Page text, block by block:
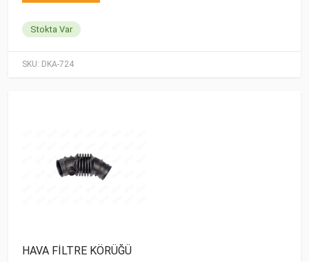
SKU: DKA-724
Stokta Var
HAVA FİLTRE KÖRÜĞÜ